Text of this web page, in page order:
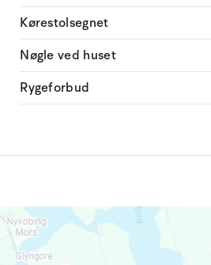
Kørestolsegnet
Nøgle ved huset
Rygeforbud